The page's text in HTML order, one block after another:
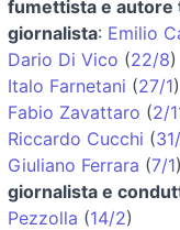
fumettista e autore
giornalista: Emilio
Dario Di Vico (22/8)
Italo Farnetani (27/1)
Fabio Zavattaro (2/
Riccardo Cucchi (
Giuliano Ferrara (7/1)
giornalista e
Pezzolla (14/2)